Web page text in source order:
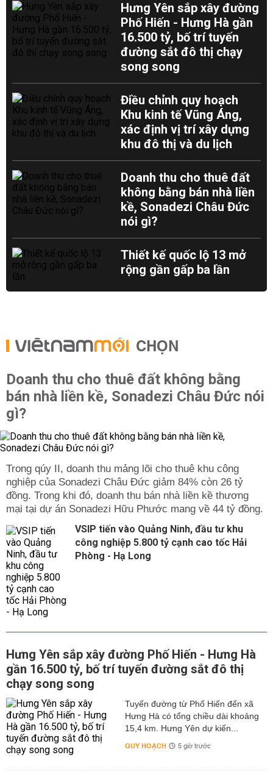
Hưng Yên sắp xây đường
Phố Hiến - Hưng Hà gần
16.500 tỷ, bố trí tuyến
đường sắt đô thị chạy
song song
Điều chỉnh quy hoạch
Khu kinh tế Vũng Áng,
xác định vị trí xây dựng
khu đô thị và du lịch
Doanh thu cho thuê đất
không bằng bán nhà liền
kề, Sonadezi Châu Đức
nói gì?
Thiết kế quốc lộ 13 mở
rộng gần gấp ba lần
CHỌN
Doanh thu cho thuê đất không bằng
bán nhà liền kề, Sonadezi Châu Đức nói
gì?
Trong qúy II, doanh thu mảng lõi cho thuê khu công
nghiệp của Sonadezi Châu Đức giảm 84% còn 26 tỷ
đồng. Trong khi đó, doanh thu bán nhà liền kề thương
mại tại dự án Sonadezi Hữu Phước mang về 44 tỷ đồng.
VSIP tiến vào Quảng Ninh, đầu tư khu
công nghiệp 5.800 tỷ cạnh cao tốc Hải
Phòng - Hạ Long
Hưng Yên sắp xây đường Phố Hiến - Hưng Hà
gần 16.500 tỷ, bố trí tuyến đường sắt đô thị
chạy song song
Tuyến đường từ Phố Hiến đến xã
Hưng Hà có tổng chiều dài khoảng
15,4 km. Hưng Yên dự kiến...
QUY HOẠCH 5 giờ trước